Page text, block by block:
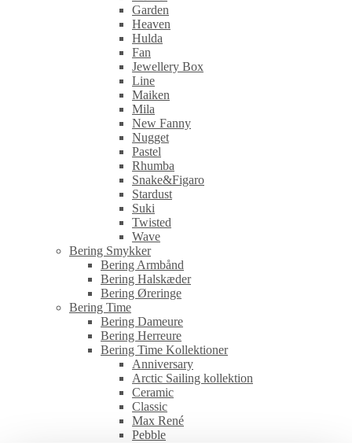
Garden
Heaven
Hulda
Fan
Jewellery Box
Line
Maiken
Mila
New Fanny
Nugget
Pastel
Rhumba
Snake&Figaro
Stardust
Suki
Twisted
Wave
Bering Smykker
Bering Armbånd
Bering Halskæder
Bering Øreringe
Bering Time
Bering Dameure
Bering Herreure
Bering Time Kollektioner
Anniversary
Arctic Sailing kollektion
Ceramic
Classic
Max René
Pebble